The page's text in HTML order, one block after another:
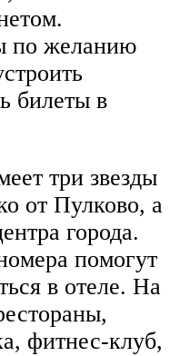
по желанию
билеты в
три звезды
от Пулково, а
города.
помогут
в отеле. На
фитнес-клуб,